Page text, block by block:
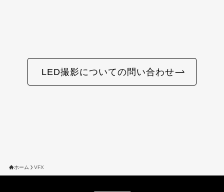
LED撮影についての問い合わせ
ホーム VFX